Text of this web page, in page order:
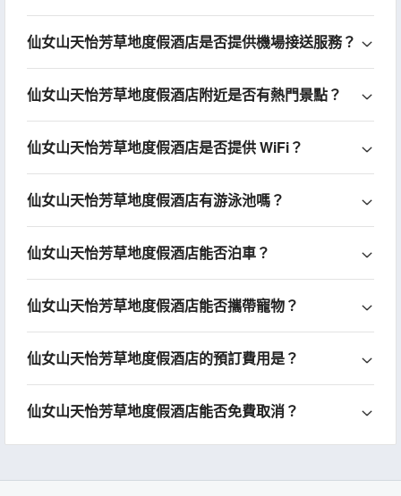
仙女山天怡芳草地度假酒店是否提供機場接送服務？
仙女山天怡芳草地度假酒店附近是否有熱門景點？
仙女山天怡芳草地度假酒店是否提供 WiFi？
仙女山天怡芳草地度假酒店有游泳池嗎？
仙女山天怡芳草地度假酒店能否泊車？
仙女山天怡芳草地度假酒店能否攜帶寵物？
仙女山天怡芳草地度假酒店的預訂費用是？
仙女山天怡芳草地度假酒店能否免費取消？